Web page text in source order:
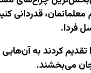
معلمانمان،
فردا.
کردند به آن‌هایی
می‌بخشند.